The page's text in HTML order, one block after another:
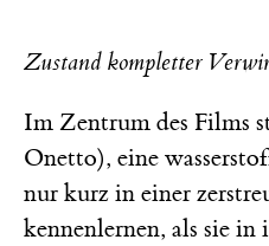
Zustand kompletter
Im Zentrum des Films
Onetto), eine
nur kurz in einer
kennenlernen, als sie